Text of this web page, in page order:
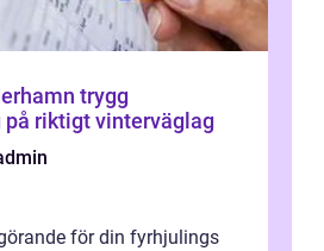
trygg
riktigt vinterväglag
för din fyrhjulings